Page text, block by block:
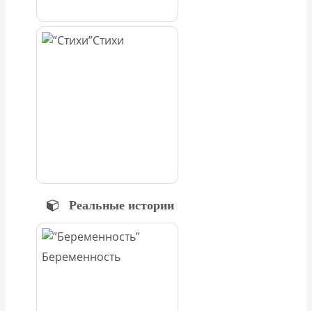
Стихи
Реальные истории
Беременность